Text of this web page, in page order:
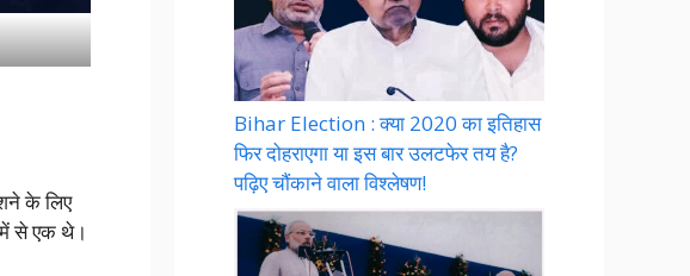
के लिए
में से एक थे।
Bihar Election : क्या 2020 का इतिहास
फिर दोहराएगा या इस बार उलटफेर तय है?
पढ़िए चौंकाने वाला विश्लेषण!